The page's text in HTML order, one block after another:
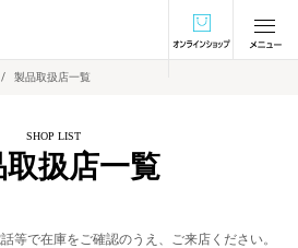
オンラインショ
製品取扱店一覧
SHOP LIST
取扱店一覧
等で在庫をご確認のうえ、ご来店ください。